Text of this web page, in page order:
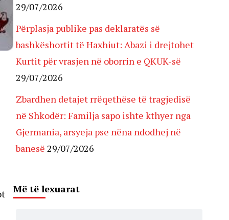
29/07/2026
Përplasja publike pas deklaratës së
bashkëshortit të Haxhiut: Abazi i drejtohet
Kurtit për vrasjen në oborrin e QKUK-së
29/07/2026
Zbardhen detajet rrëqethëse të tragjedisë
në Shkodër: Familja sapo ishte kthyer nga
Gjermania, arsyeja pse nëna ndodhej në
banesë 29/07/2026
Më të lexuarat